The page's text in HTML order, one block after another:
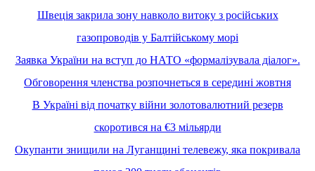
Швеція закрила зону навколо витоку з російських
газопроводів у Балтійському морі
Заявка України на вступ до НАТО «формалізувала діалог».
Обговорення членства розпочнеться в середині жовтня
В Україні від початку війни золотовалютний резерв
скоротився на €3 мільярди
Окупанти знищили на Луганщині телевежу, яка покривала